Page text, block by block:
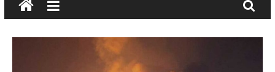
e
liberdade